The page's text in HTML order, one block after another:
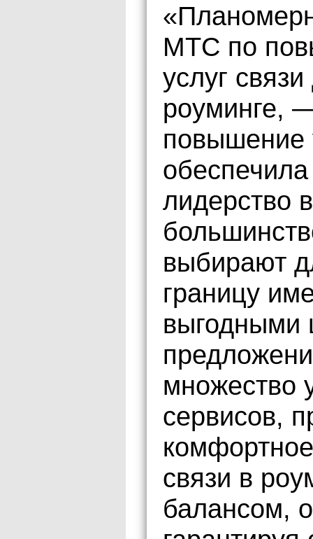
МТС по
услуг
роуминге,
повышение
лидерство
выбирают
границу
выгодными
множество
сервисов,
связи в
балансом,